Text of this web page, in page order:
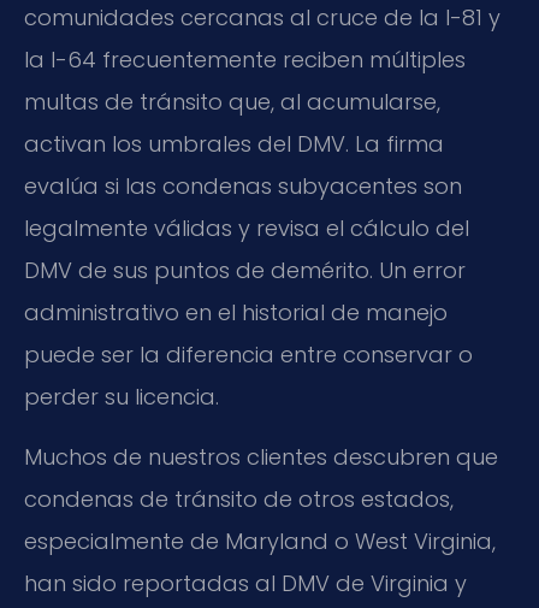
comunidades cercanas al cruce de la I-81 y
la I-64 frecuentemente reciben múltiples
multas de tránsito que, al acumularse,
activan los umbrales del DMV. La firma
evalúa si las condenas subyacentes son
legalmente válidas y revisa el cálculo del
DMV de sus puntos de demérito. Un error
administrativo en el historial de manejo
puede ser la diferencia entre conservar o
perder su licencia.
Muchos de nuestros clientes descubren que
condenas de tránsito de otros estados,
especialmente de Maryland o West Virginia,
han sido reportadas al DMV de Virginia y